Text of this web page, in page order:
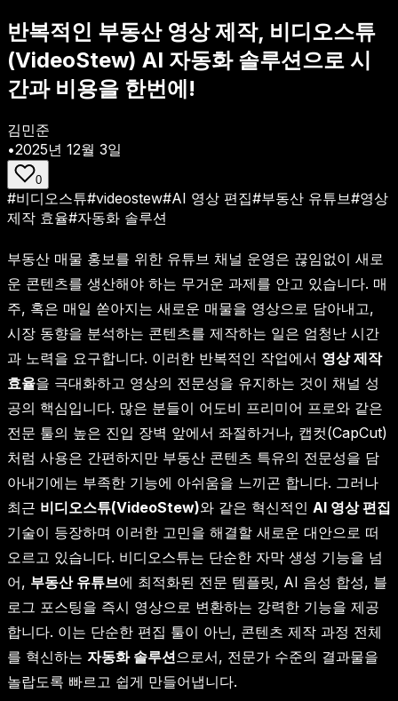
반복적인 부동산 영상 제작, 비디오스튜
(VideoStew) AI 자동화 솔루션으로 시
간과 비용을 한번에!
김민준
•2025년 12월 3일
0
#비디오스튜#videostew#AI 영상 편집#부동산 유튜브#영상
제작 효율#자동화 솔루션
부동산 매물 홍보를 위한 유튜브 채널 운영은 끊임없이 새로
운 콘텐츠를 생산해야 하는 무거운 과제를 안고 있습니다. 매
주, 혹은 매일 쏟아지는 새로운 매물을 영상으로 담아내고,
시장 동향을 분석하는 콘텐츠를 제작하는 일은 엄청난 시간
과 노력을 요구합니다. 이러한 반복적인 작업에서 영상 제작
효율을 극대화하고 영상의 전문성을 유지하는 것이 채널 성
공의 핵심입니다. 많은 분들이 어도비 프리미어 프로와 같은
전문 툴의 높은 진입 장벽 앞에서 좌절하거나, 캡컷(CapCut)
처럼 사용은 간편하지만 부동산 콘텐츠 특유의 전문성을 담
아내기에는 부족한 기능에 아쉬움을 느끼곤 합니다. 그러나
최근 비디오스튜(VideoStew)와 같은 혁신적인 AI 영상 편집
기술이 등장하며 이러한 고민을 해결할 새로운 대안으로 떠
오르고 있습니다. 비디오스튜는 단순한 자막 생성 기능을 넘
어, 부동산 유튜브에 최적화된 전문 템플릿, AI 음성 합성, 블
로그 포스팅을 즉시 영상으로 변환하는 강력한 기능을 제공
합니다. 이는 단순한 편집 툴이 아닌, 콘텐츠 제작 과정 전체
를 혁신하는 자동화 솔루션으로서, 전문가 수준의 결과물을
놀랍도록 빠르고 쉽게 만들어냅니다.